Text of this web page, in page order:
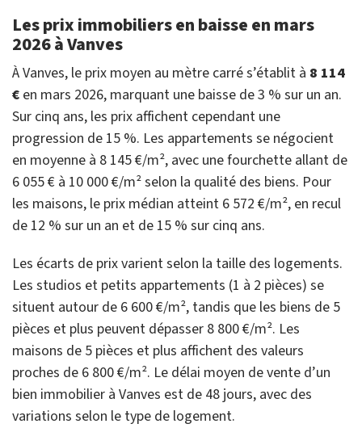
Les prix immobiliers en baisse en mars
2026 à Vanves
À Vanves, le prix moyen au mètre carré s’établit à 8 114
€ en mars 2026, marquant une baisse de 3 % sur un an.
Sur cinq ans, les prix affichent cependant une
progression de 15 %. Les appartements se négocient
en moyenne à 8 145 €/m², avec une fourchette allant de
6 055 € à 10 000 €/m² selon la qualité des biens. Pour
les maisons, le prix médian atteint 6 572 €/m², en recul
de 12 % sur un an et de 15 % sur cinq ans.
Les écarts de prix varient selon la taille des logements.
Les studios et petits appartements (1 à 2 pièces) se
situent autour de 6 600 €/m², tandis que les biens de 5
pièces et plus peuvent dépasser 8 800 €/m². Les
maisons de 5 pièces et plus affichent des valeurs
proches de 6 800 €/m². Le délai moyen de vente d’un
bien immobilier à Vanves est de 48 jours, avec des
variations selon le type de logement.